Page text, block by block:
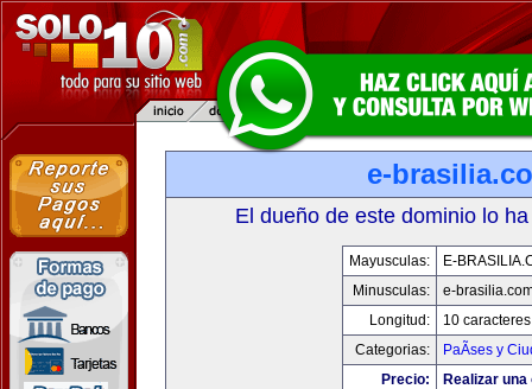
e-
El dueño de este dominio lo
Mayusculas:
E-
Minusculas:
e-
Longitud:
10 caracteres
Categorias:
PaÃ­ses y
Precio:
Realizar